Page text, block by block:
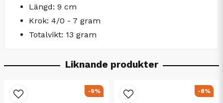
Längd: 9 cm
Krok: 4/0 - 7 gram
Totalvikt: 13 gram
Liknande produkter
-9% -8%